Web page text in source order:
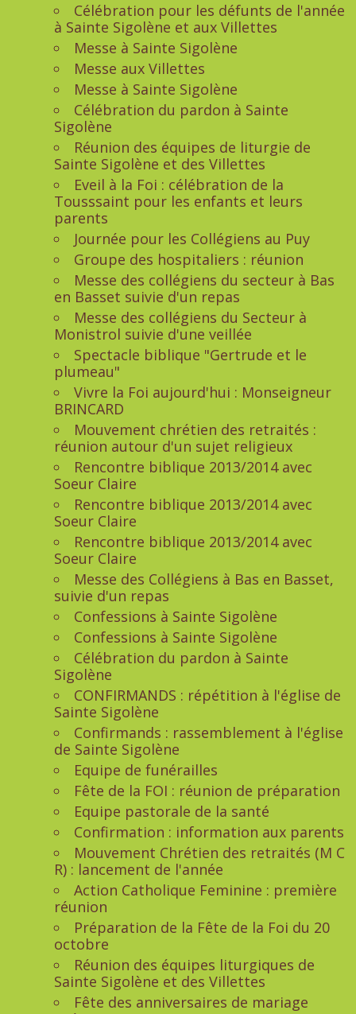
Célébration pour les défunts de l'année
à Sainte Sigolène et aux Villettes
Messe à Sainte Sigolène
Messe aux Villettes
Messe à Sainte Sigolène
Célébration du pardon à Sainte
Sigolène
Réunion des équipes de liturgie de
Sainte Sigolène et des Villettes
Eveil à la Foi : célébration de la
Tousssaint pour les enfants et leurs
parents
Journée pour les Collégiens au Puy
Groupe des hospitaliers : réunion
Messe des collégiens du secteur à Bas
en Basset suivie d'un repas
Messe des collégiens du Secteur à
Monistrol suivie d'une veillée
Spectacle biblique "Gertrude et le
plumeau"
Vivre la Foi aujourd'hui : Monseigneur
BRINCARD
Mouvement chrétien des retraités :
réunion autour d'un sujet religieux
Rencontre biblique 2013/2014 avec
Soeur Claire
Rencontre biblique 2013/2014 avec
Soeur Claire
Rencontre biblique 2013/2014 avec
Soeur Claire
Messe des Collégiens à Bas en Basset,
suivie d'un repas
Confessions à Sainte Sigolène
Confessions à Sainte Sigolène
Célébration du pardon à Sainte
Sigolène
CONFIRMANDS : répétition à l'église de
Sainte Sigolène
Confirmands : rassemblement à l'église
de Sainte Sigolène
Equipe de funérailles
Fête de la FOI : réunion de préparation
Equipe pastorale de la santé
Confirmation : information aux parents
Mouvement Chrétien des retraités (M C
R) : lancement de l'année
Action Catholique Feminine : première
réunion
Préparation de la Fête de la Foi du 20
octobre
Réunion des équipes liturgiques de
Sainte Sigolène et des Villettes
Fête des anniversaires de mariage